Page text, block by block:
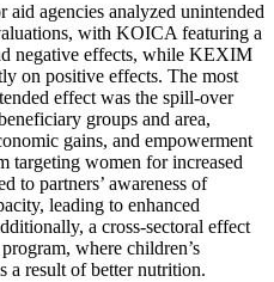
aid agencies analyzed unintended
with KOICA featuring a
negative effects, while KEXIM
on positive effects. The most
effect was the spill-over
groups and area,
gains, and empowerment
targeting women for increased
to partners’ awareness of
leading to enhanced
a cross-sectoral effect
where children’s
a result of better nutrition.